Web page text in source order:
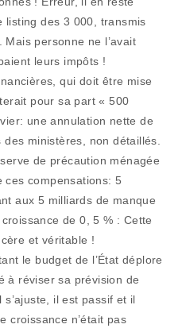
listing des 3 000, transmis
personne ne l’avait
leurs impôts !
qui doit être mise
pour sa part « 500
une annulation nette de
ministères, non détaillés.
de précaution ménagée
ces compensations: 5
aux 5 milliards de manque
de 0, 5 % : Cette
et véritable !
le budget de l’État déplore
à réviser sa prévision de
il est passif et il
croissance n’était pas